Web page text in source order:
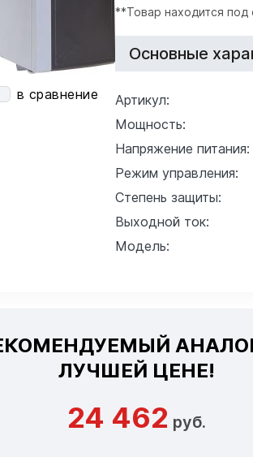
в сравнение
**Товар находится под
Основные
Артикул:
Мощность:
Напряжение питания:
Режим управления:
Степень защиты:
Выходной ток:
Модель:
ЛУЧШЕЙ ЦЕНЕ!
24 462 руб.